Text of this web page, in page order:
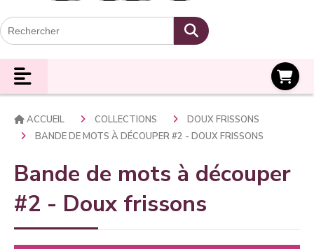
ACCUEIL COLLECTIONS
DOUX FRISSONS
BANDE DE MOTS À DÉCOUPER #2 - DOUX FRISSONS
Bande de mots à découper
#2 - Doux frissons